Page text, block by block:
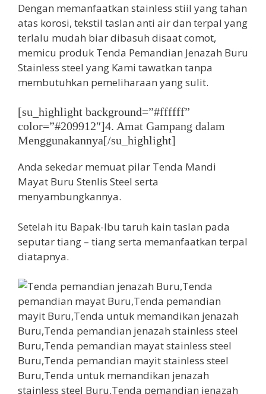
Dengan memanfaatkan stainless stiil yang tahan
atas korosi, tekstil taslan anti air dan terpal yang
terlalu mudah biar dibasuh disaat comot,
memicu produk Tenda Pemandian Jenazah Buru
Stainless steel yang Kami tawatkan tanpa
membutuhkan pemeliharaan yang sulit.
[su_highlight background=”#ffffff”
color=”#209912″]4. Amat Gampang dalam
Menggunakannya[/su_highlight]
Anda sekedar memuat pilar Tenda Mandi
Mayat Buru Stenlis Steel serta
menyambungkannya.
Setelah itu Bapak-Ibu taruh kain taslan pada
seputar tiang – tiang serta memanfaatkan terpal
diatapnya.